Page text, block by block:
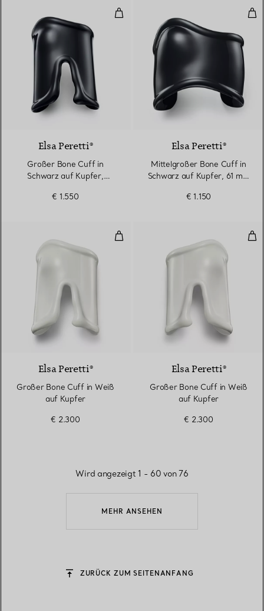
Großer Bone Cuff in Schwarz
Elsa Peretti®
Großer Bone Cuff in
Schwarz auf Kupfer,
€ 1.550
Elsa Peretti®
Mittelgroßer Bone Cuff in
Schwarz auf Kupfer, 61 mm
€ 1.150
Großer Bone Cuff in Weiß auf
Elsa Peretti®
Großer Bone Cuff in Weiß
auf Kupfer
€ 2.300
Elsa Peretti®
Großer Bone Cuff in Weiß
auf Kupfer
€ 2.300
MEHR ANSEHEN
Wird angezeigt 1 - 60 von 76
ZURÜCK ZUM SEITENANFANG